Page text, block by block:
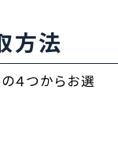
方法
４つからお選